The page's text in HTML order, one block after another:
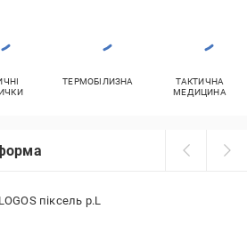
ТЕРМОБІЛИЗНА
ТАКТИЧНА
МЕДИЦИНА
піксель р.L